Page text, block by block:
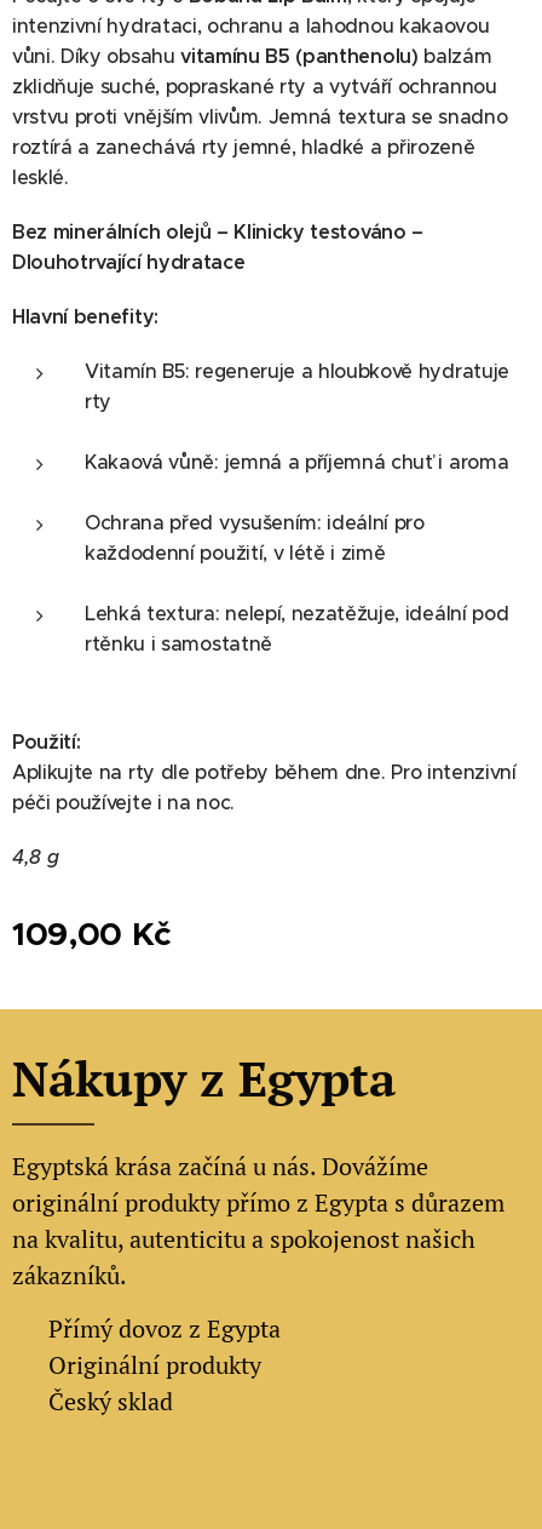
intenzivní hydrataci, ochranu a lahodnou kakaovou
vůni. Díky obsahuvitamínu B5 (panthenolu) balzám
zklidňuje suché, popraskané rty a vytváří ochrannou
vrstvu proti vnějším vlivům. Jemná textura se snadno
roztírá a zanechává rty jemné, hladké a přirozeně
lesklé.
Bez minerálních olejů – Klinicky testováno –
Dlouhotrvající hydratace
Hlavní benefity:
Vitamín B5: regeneruje a hloubkově hydratuje
rty
Kakaová vůně: jemná a příjemná chuť i aroma
Ochrana před vysušením: ideální pro
každodenní použití, v létě i zimě
Lehká textura: nelepí, nezatěžuje, ideální pod
rtěnku i samostatně
Použití:
Aplikujte na rty dle potřeby během dne. Pro intenzivní
péči používejte i na noc.
4,8 g
109,00 Kč
Nákupy z Egypta
Egyptská krása začíná u nás. Dovážíme
originální produkty přímo z Egypta s důrazem
na kvalitu, autenticitu a spokojenost našich
zákazníků.
Přímý dovoz z Egypta
Originální produkty
✔ Český sklad